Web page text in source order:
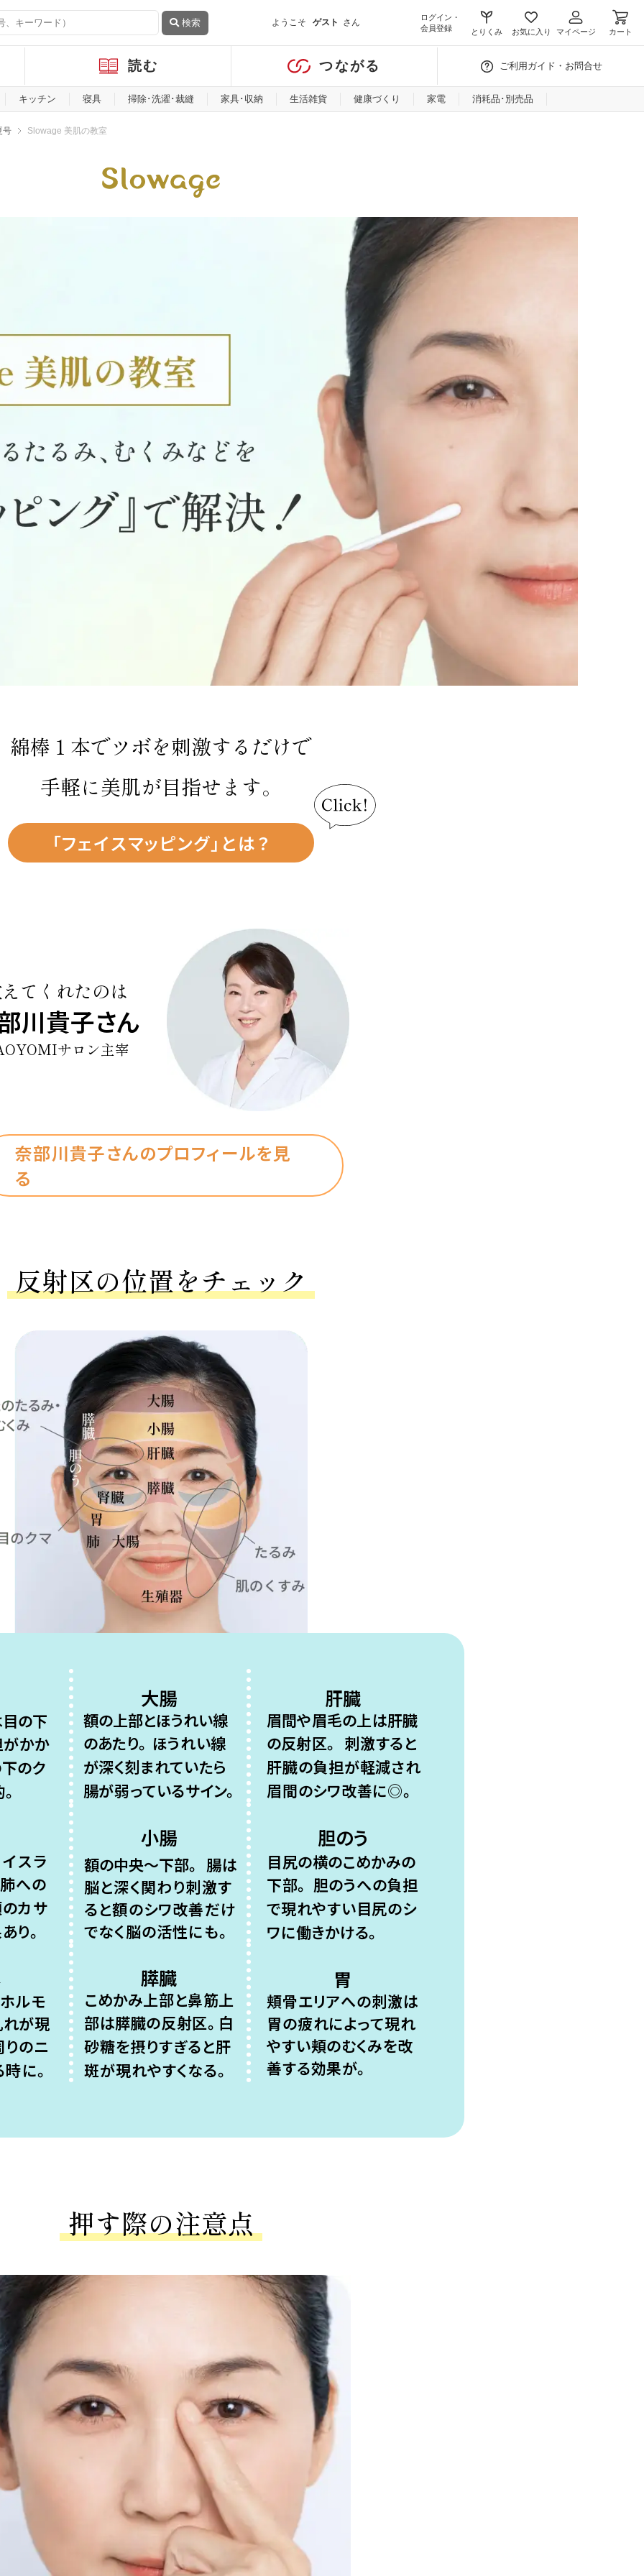
検索 ようこそ ゲスト さん
ログイン・
会員登録
とりくみ お気に入り マイページ カート
読む つながる ご利用ガイド・お問合せ
キッチン 寝具 掃除･洗濯･裁縫 家具･収納 生活雑貨 健康づくり 家電 消耗品･別売品
号 Slowage 美肌の教室
綿棒１本でツボを刺激するだけで
手軽に美肌が目指せます。
「フェイスマッピング」とは？
てくれたのは
川貴子さん
サロン主宰
奈部川貴子さんのプロフィールを見
る
反射区の位置をチェック
の下
かか
のク
スラ
肺への
カサ
り。
ホルモ
が現
のニ
に。
大腸
額の上部とほうれい線
のあたり。 ほうれい線
が深く刻まれていたら
腸が弱っているサイン。
小腸
額の中央～下部。 腸は
脳と深く関わり刺激す
ると額のシワ改善だけ
でなく脳の活性にも。
膵臓
こめかみ上部と鼻筋上
部は膵臓の反射区。 白
砂糖を摂りすぎると肝
斑が現れやすくなる。
肝臓
眉間や眉毛の上は肝臓
の反射区。 刺激すると
肝臓の負担が軽減され
眉間のシワ改善に◎。
胆のう
目尻の横のこめかみの
下部。 胆のうへの負担
で現れやすい目尻のシ
ワに働きかける。
胃
頬骨エリアへの刺激は
胃の疲れによって現れ
やすい頬のむくみを改
善する効果が。
押す際の注意点